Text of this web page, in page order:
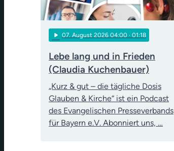
play_arrow 07 . August 2026 04:00 · 01:18
Lebe lang und in Frieden
(Claudia Kuchenbauer)
„Kurz & gut – die tägliche Dosis
Glauben & Kirche“ ist ein Podcast
des Evangelischen Presseverbands
für Bayern e.V. Abonniert uns, …